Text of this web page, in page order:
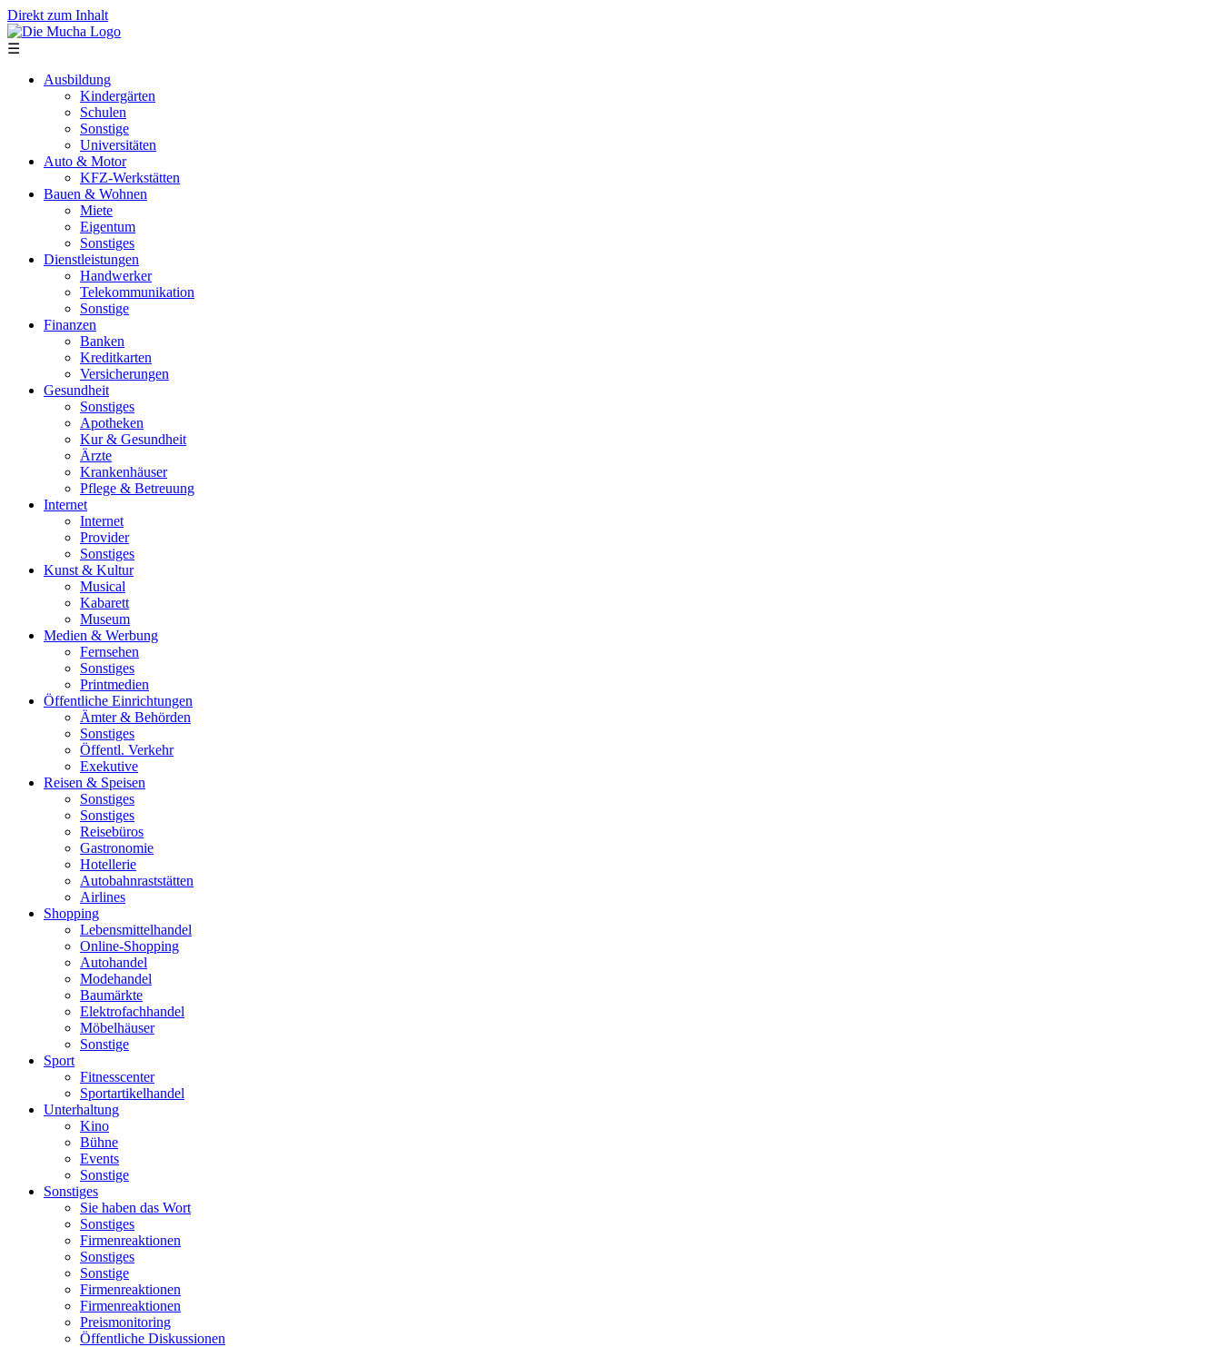
Direkt zum Inhalt
☰
Ausbildung
Kindergärten
Schulen
Sonstige
Universitäten
Auto & Motor
KFZ-Werkstätten
Bauen & Wohnen
Miete
Eigentum
Sonstiges
Dienstleistungen
Handwerker
Telekommunikation
Sonstige
Finanzen
Banken
Kreditkarten
Versicherungen
Gesundheit
Sonstiges
Apotheken
Kur & Gesundheit
Ärzte
Krankenhäuser
Pflege & Betreuung
Internet
Internet
Provider
Sonstiges
Kunst & Kultur
Musical
Kabarett
Museum
Medien & Werbung
Fernsehen
Sonstiges
Printmedien
Öffentliche Einrichtungen
Ämter & Behörden
Sonstiges
Öffentl. Verkehr
Exekutive
Reisen & Speisen
Sonstiges
Sonstiges
Reisebüros
Gastronomie
Hotellerie
Autobahnraststätten
Airlines
Shopping
Lebensmittelhandel
Online-Shopping
Autohandel
Modehandel
Baumärkte
Elektrofachhandel
Möbelhäuser
Sonstige
Sport
Fitnesscenter
Sportartikelhandel
Unterhaltung
Kino
Bühne
Events
Sonstige
Sonstiges
Sie haben das Wort
Sonstiges
Firmenreaktionen
Sonstiges
Sonstige
Firmenreaktionen
Firmenreaktionen
Preismonitoring
Öffentliche Diskussionen